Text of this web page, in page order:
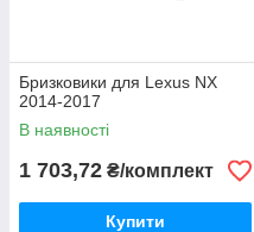
Бризковики для Lexus NX
2014-2017
В наявності
1 703,72 ₴/комплект
Купити